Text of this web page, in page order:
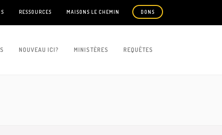
RESSOURCES MAISONS LE CHEMIN DONS
NOUVEAU ICI? MINISTÈRES REQUÊTES